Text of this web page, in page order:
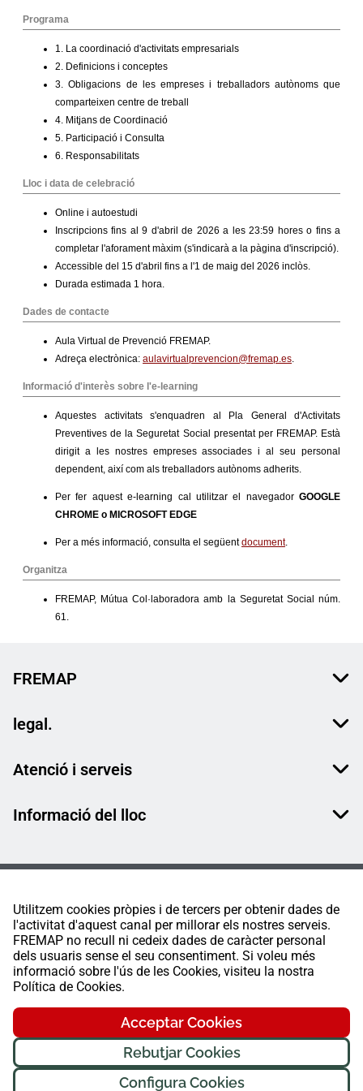
Utilitzem cookies pròpies i de tercers per obtenir dades de
l'activitat d'aquest canal per millorar els nostres serveis.
FREMAP no recull ni cedeix dades de caràcter personal
dels usuaris sense el seu consentiment. Si voleu més
informació sobre l'ús de les Cookies, visiteu la nostra
Política de Cookies.
Acceptar Cookies
Rebutjar Cookies
Configura Cookies
FREMAP
legal.
Atenció i serveis
Informació del lloc
FREMAP Ⓒ Tots els drets reservats